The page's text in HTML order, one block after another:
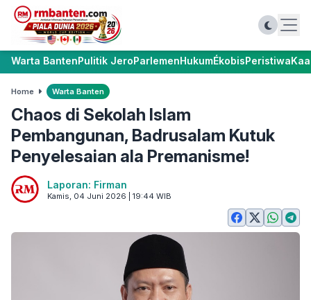
Warta BantenPulitik JeroParlemenHukumÉkobisPeristiwa
Home Warta Banten
Chaos di Sekolah Islam
Pembangunan, Badrusalam Kutuk
Penyelesaian ala Premanisme!
Laporan: Firman
Kamis, 04 Juni 2026 | 19:44 WIB